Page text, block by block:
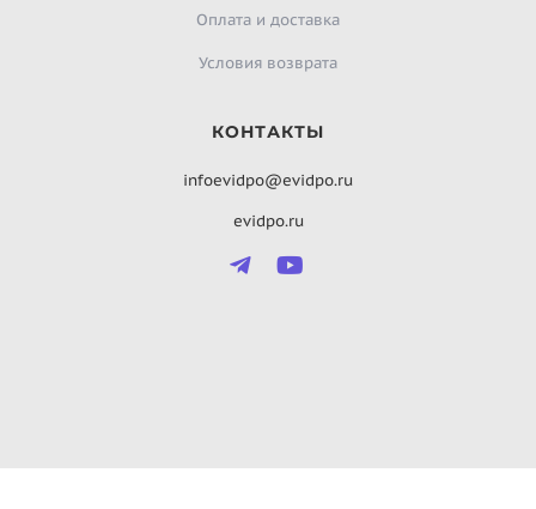
Оплата и доставка
Условия возврата
КОНТАКТЫ
infoevidpo@evidpo.ru
evidpo.ru